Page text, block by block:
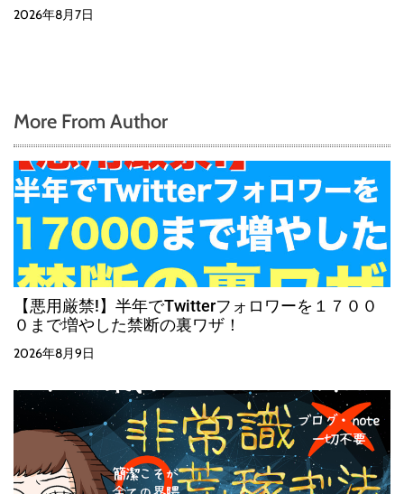
2026年8月7日
More From Author
【悪用厳禁!】半年でTwitterフォロワーを１７００
０まで増やした禁断の裏ワザ！
2026年8月9日